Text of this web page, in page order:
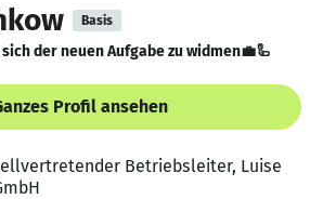
Basis
der neuen Aufgabe zu widmen💼🦾
Profil ansehen
Betriebsleiter, Luise